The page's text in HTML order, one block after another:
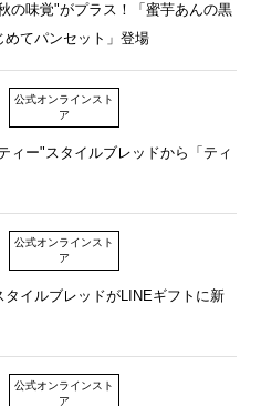
の味覚"がプラス！「蜜芋あんの黒
めてパンセット」登場
公式オンラインスト
ア
ィー"スタイルブレッドから「ティ
公式オンラインスト
ア
イルブレッドがLINEギフトに新
公式オンラインスト
ア